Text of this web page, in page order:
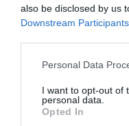
also be disclosed by us
Downstream Participants
Personal Data
I want to opt-out of
personal data.
Opted In
La artrosis ha crecido
La artrosis ha sido hoy la
(OAFI) en el Ministerio de
acto abre una semana en la
las enfermedades